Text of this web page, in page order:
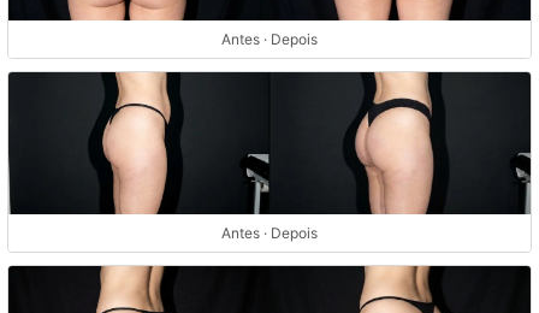
Antes · Depois
Antes · Depois